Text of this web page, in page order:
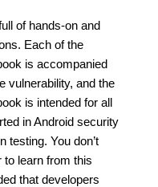
of hands-on and
Each of the
is accompanied
vulnerability, and the
is intended for all
in Android security
testing. You don’t
to learn from this
that developers